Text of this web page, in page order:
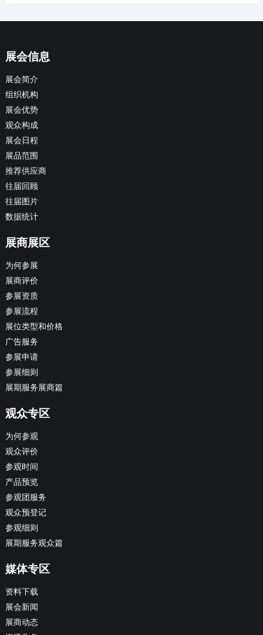
展会信息
展会简介
组织机构
展会优势
观众构成
展会日程
展品范围
推荐供应商
往届回顾
往届图片
数据统计
展商展区
为何参展
展商评价
参展资质
参展流程
展位类型和价格
广告服务
参展申请
参展细则
展期服务展商篇
观众专区
为何参观
观众评价
参观时间
产品预览
参观团服务
观众预登记
参观细则
展期服务观众篇
媒体专区
资料下载
展会新闻
展商动态